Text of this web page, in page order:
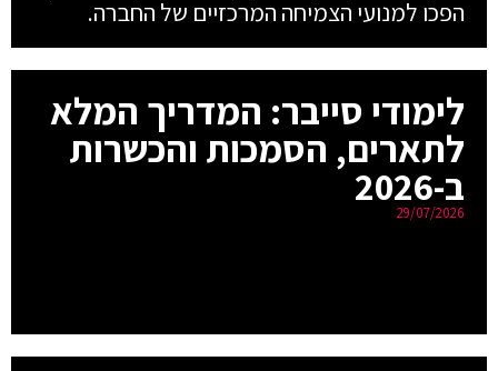
הפכו למנועי הצמיחה המרכזיים של החברה.
לימודי סייבר: המדריך המלא
לתארים, הסמכות והכשרות
ב-2026
29/07/2026